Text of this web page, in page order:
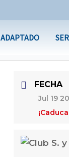
ADAPTADO
FECHA
Jul 19